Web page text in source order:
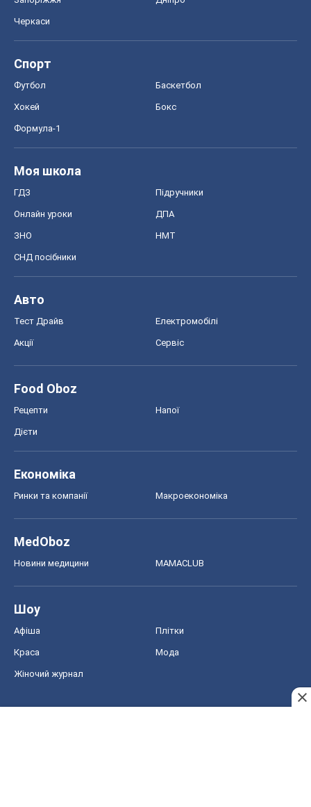
Черкаси
Спорт
Футбол Баскетбол
Хокей Бокс
Формула-1
Моя школа
ГДЗ Підручники
Онлайн уроки ДПА
ЗНО НМТ
СНД посібники
Авто
Тест Драйв Електромобілі
Акції Сервіс
Food Oboz
Рецепти Напої
Дієти
Економіка
Ринки та компанії Макроекономіка
MedOboz
Новини медицини MAMACLUB
Шоу
Афіша Плітки
Краса Мода
Жіночий журнал